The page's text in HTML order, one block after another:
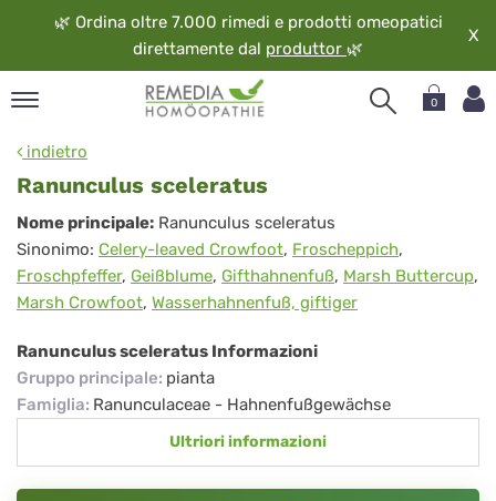
🌿 Ordina oltre 7.000 rimedi e prodotti omeopatici
direttamente dal produttor 🌿
X
0
indietro
Ranunculus sceleratus
Ranunculus
sceleratus
Nome principale: Ranunculus sceleratus
Sinonimo: Celery-leaved Crowfoot, Froscheppich,
Froschpfeffer, Geißblume, Gifthahnenfuß, Marsh Buttercup,
Marsh Crowfoot, Wasserhahnenfuß, giftiger
Ranunculus sceleratus Informazioni
Gruppo principale: pianta
Famiglia: Ranunculaceae - Hahnenfußgewächse
Ultriori informazioni